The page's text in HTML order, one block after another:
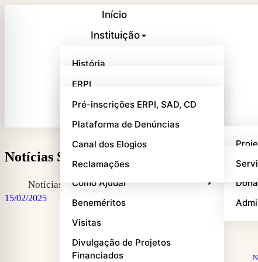
Início
Instituição
História
Quem Somos
Missão, Visão e Valores
Mensagem da Provedora
Órgãos Sociais
Património
Como Ajudar
Beneméritos
Visitas
Divulgação de Projetos
Financiados
ERPI
SAD
CD
Projetos e Parcerias
Outros Serviços
Pré-inscrições ERPI, SAD, CD
Plataforma de Denúncias
Canal dos Elogios
Reclamações
Notícias SCM Góis | 1.ª Quinzena de
Notícias
15/02/2025